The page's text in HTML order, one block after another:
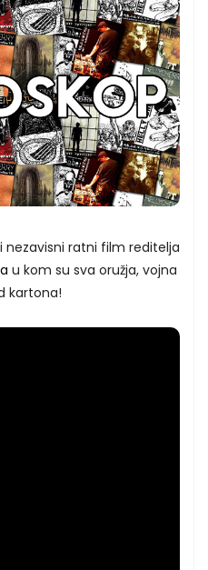
ratni film reditelja
u kom su sva oružja, vojna
kartona!